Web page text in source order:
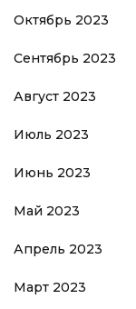
Октябрь 2023
Сентябрь 2023
Август 2023
Июль 2023
Июнь 2023
Май 2023
Апрель 2023
Март 2023